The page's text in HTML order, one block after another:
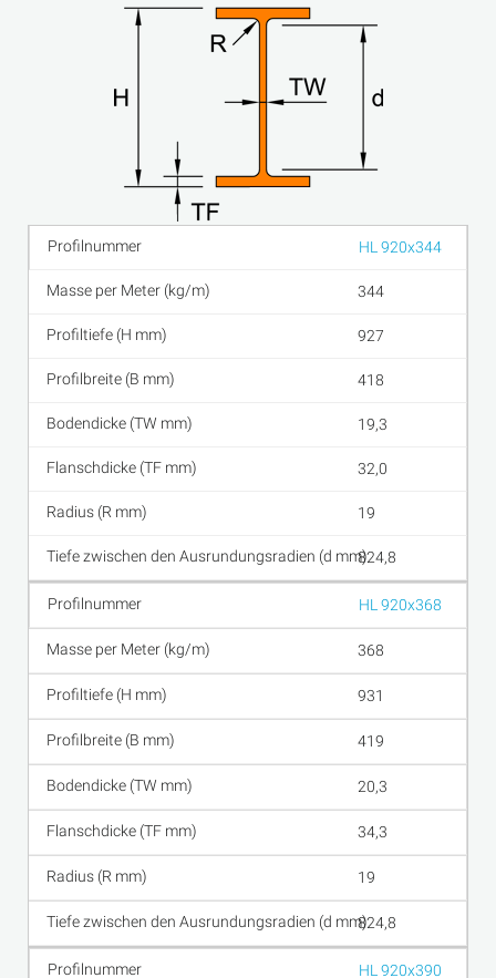
HL 920x344
344
927
418
19,3
32,0
19
824,8
HL 920x368
368
931
419
20,3
34,3
19
824,8
HL 920x390